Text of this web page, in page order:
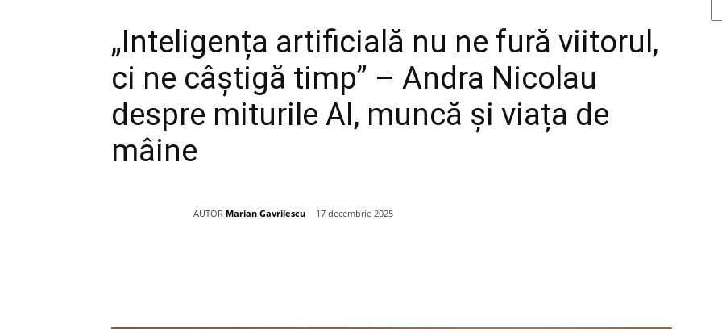
„Inteligența artificială nu ne fură viitorul,
ci ne câștigă timp” – Andra Nicolau
despre miturile AI, muncă și viața de
mâine
AUTOR Marian Gavrilescu 17 decembrie 2025